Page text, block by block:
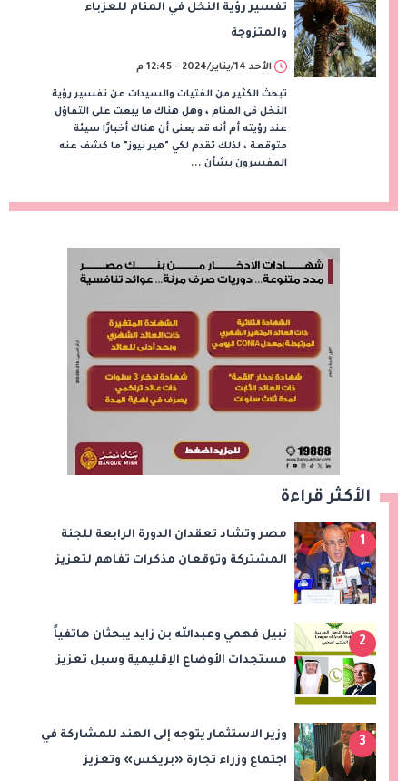
تفسير رؤية النخل في المنام للعزباء
والمتزوجة
الأحد 14/يناير/2024 - 12:45 م
تبحث الكثير من الفتيات والسيدات عن تفسير رؤية
النخل فى المنام ، وهل هناك ما يبعث على التفاؤل
عند رؤيته أم أنه قد يعنى أن هناك أخبارًا سيئة
متوقعة ، لذلك تقدم لكي "هير نيوز" ما كشف عنه
المفسرون بشأن ...
الأكثر قراءة
1
مصر وتشاد تعقدان الدورة الرابعة للجنة
المشتركة وتوقعان مذكرات تفاهم لتعزيز
2
نبيل فهمي وعبدالله بن زايد يبحثان هاتفياً
مستجدات الأوضاع الإقليمية وسبل تعزيز
3
وزير الاستثمار يتوجه إلى الهند للمشاركة في
اجتماع وزراء تجارة «بريكس» وتعزيز